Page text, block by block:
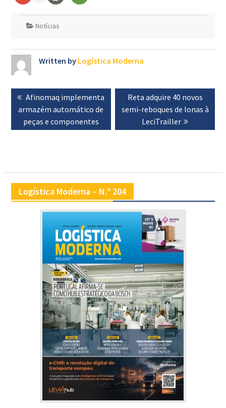
Notícias
Written by Logística Moderna
Navegação
de
artigos
Previous
post:
Afinomaq implementa
armazém automático de
peças e componentes
Next
post:
Reta adquire 40 novos
semi-reboques de lonas à
LeciTrailler
Logística Moderna – N.º 204